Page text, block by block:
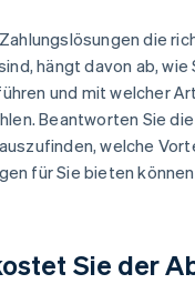
die
hängt davon ab, wie
und mit welcher
Beantworten Sie
welche
für Sie bieten
Sie der